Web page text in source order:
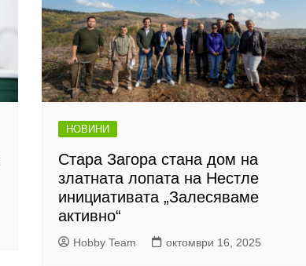
НОВИНИ
Стара Загора стана дом на
златната лопата на Нестле
инициативата „Залесяваме
активно“
Hobby Team октомври 16, 2025